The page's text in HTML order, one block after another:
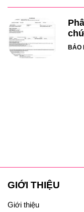
BẢO
GIỚI THIỆU
Giới thiệu